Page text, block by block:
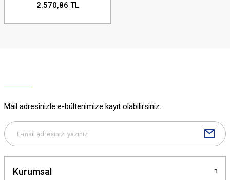
2.570,86 TL
Mail adresinizle e-bültenimize kayıt olabilirsiniz.
Kurumsal